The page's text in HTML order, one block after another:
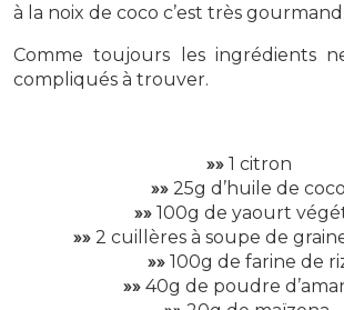
à la noix de coco c’est très gourmand.
Comme toujours les ingrédients
compliqués à trouver.
»»1 citron
»» 25g d’huile de coco
»»100g de yaourt
»» 2 cuillères à soupe de
»» 100g de farine de
»» 40g de poudre